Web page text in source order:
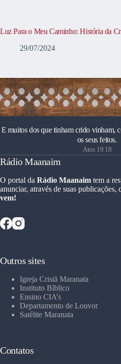
Luz Para o Meu Caminho: História da
29/07/2024
E muitos dos que tinham crido vinham,
os seus feitos.
Atos 19:18
Rádio Maanaim
O portal da Rádio Maanaim tem a
anunciar, através de suas publicações,
vem!
Outros sites
Igreja Cristã Maranata
Instituto Bíblico
Ensino CIA’s
Departamento de Louvor
Satélite Maranata
Contatos